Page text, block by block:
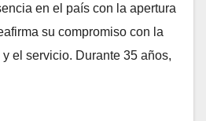
en el país con la apertura
su compromiso con la
el servicio. Durante 35 años,